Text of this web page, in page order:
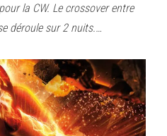
la CW. Le crossover entre
déroule sur 2 nuits.…